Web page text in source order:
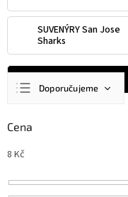
SUVENÝRY San Jose
Sharks
e
í
r
Doporučujeme
Abecedně
Cena
8 Kč